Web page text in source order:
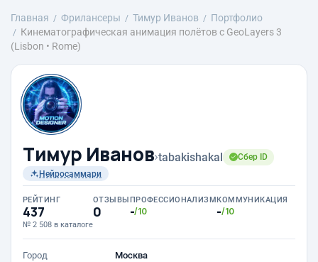
Главная Фрилансеры Тимур Иванов
Портфолио
Кинематографическая анимация полётов с GeoLayers 3
(Lisbon • Rome)
Тимур Иванов›tabakishakal
Сбер ID
Нейросаммари
РЕЙТИНГ
437
№ 2 508 в каталоге
ОТЗЫВЫ
0
ПРОФЕССИОНАЛИЗМ
-/10
КОММУНИКАЦИЯ
-/10
Город
Москва